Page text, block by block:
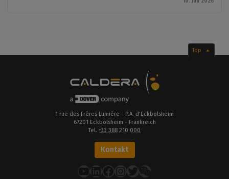
Top
1 rue des Frères Lumière - P.A. d'Eckbolsheim
67201 Eckbolsheim - Frankreich
Tel. +33 388 210 000
Kontakt
YouTube
LinkedIn
Facebook
Instagram
Twitter